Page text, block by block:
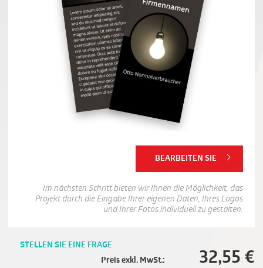
BEARBEITEN SIE
Im nächsten Schritt bieten wir Ihnen die Möglichkeit, das
Projekt durch die Eingabe Ihrer eigenen Daten, Ihres Logos
und Ihrer Fotos individuell zu gestalten.
STELLEN SIE EINE FRAGE
Preis exkl. MwSt.:
32,55 €